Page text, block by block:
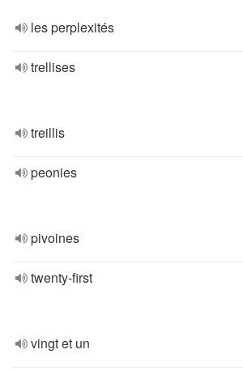
les perplexités
trellises
treillis
peonies
pivoines
twenty-first
vingt et un